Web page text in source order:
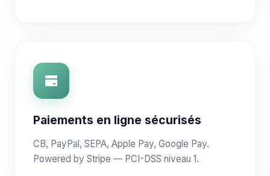
Paiements en ligne sécurisés
CB, PayPal, SEPA, Apple Pay, Google Pay.
Powered by Stripe — PCI-DSS niveau 1.